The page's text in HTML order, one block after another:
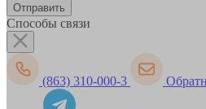
Способы связи
(863) 310-000-3